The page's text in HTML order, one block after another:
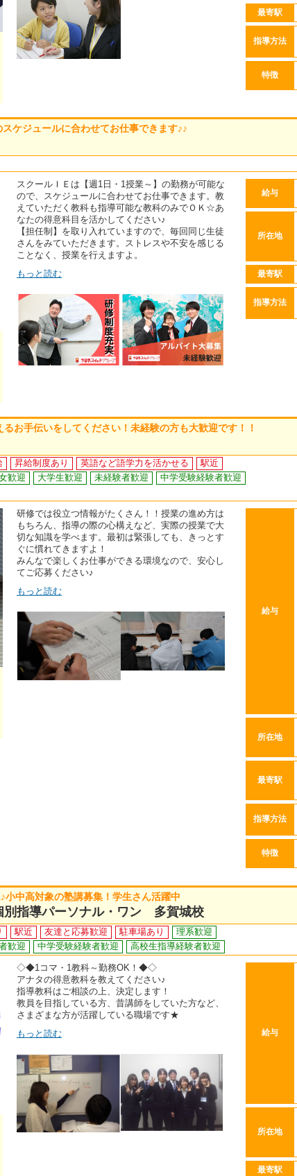
最寄駅
指導方法
特徴
ケジュールに合わせてお仕事できます♪♪
スクールＩＥは【週1日・1授業～】の勤務が可能な
ので、スケジュールに合わせてお仕事できます。教
えていただく教科も指導可能な教科のみでＯＫ☆あ
なたの得意科目を活かしてください♪
【担任制】を取り入れていますので、毎回同じ生徒
さんをみていただきます。ストレスや不安を感じる
ことなく、授業を行えますよ。
もっと読む
給与
所在地
最寄駅
指導方法
お手伝いをしてください！未経験の方も大歓迎です！！
昇給制度あり 英語など語学力を活かせる
駅近
歓迎 大学生歓迎 未経験者歓迎
中学受験経験者歓迎
研修では役立つ情報がたくさん！！授業の進め方は
もちろん、指導の際の心構えなど、実際の授業で大
切な知識を学べます。最初は緊張しても、きっとす
ぐに慣れてきますよ！
みんなで楽しくお仕事ができる環境なので、安心し
てご応募ください♪
もっと読む
給与
所在地
最寄駅
指導方法
特徴
中高対象の塾講募集！学生さん活躍中
指導パーソナル・ワン 多賀城校
駅近 友達と応募歓迎 駐車場あり
理系歓迎
歓迎 中学受験経験者歓迎 高校生指導経験者歓迎
◇◆1コマ・1教科～勤務OK！◆◇
アナタの得意教科を教えてください♪
指導教科はご相談の上、決定します！
教員を目指している方、昔講師をしていた方など、
さまざまな方が活躍している職場です★
もっと読む
給与
所在地
最寄駅